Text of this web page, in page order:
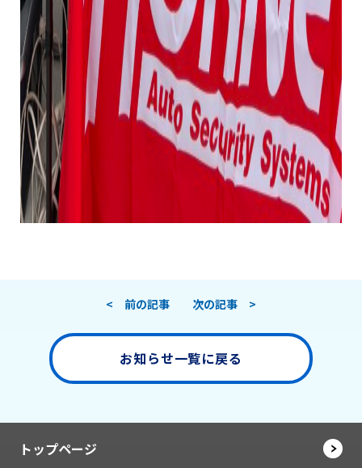
< 前の記事 次の記事 >
お知らせ一覧に戻る
トップページ